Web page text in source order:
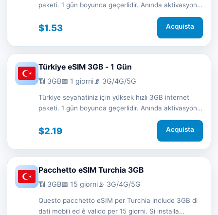
paketi. 1 gün boyunca geçerlidir. Anında aktivasyon
$1.53 Acquista
Türkiye eSIM 3GB - 1 Gün
📶 3GB📅 1 giorni📡 3G/4G/5G
Türkiye seyahatiniz için yüksek hızlı 3GB internet
paketi. 1 gün boyunca geçerlidir. Anında aktivasyon
$2.19 Acquista
Pacchetto eSIM Turchia 3GB
📶 3GB📅 15 giorni📡 3G/4G/5G
Questo pacchetto eSIM per Turchia include 3GB di
dati mobili ed è valido per 15 giorni. Si installa